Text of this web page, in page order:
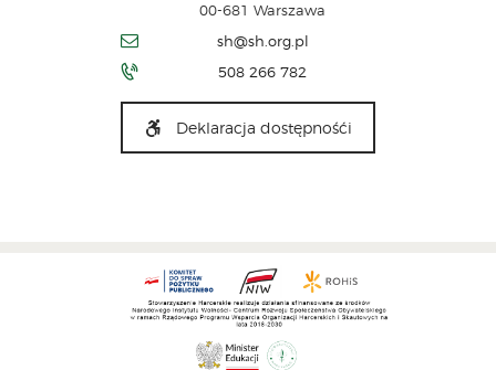
00-681 Warszawa
sh@sh.org.pl
508 266 782
Deklaracja dostępnośći